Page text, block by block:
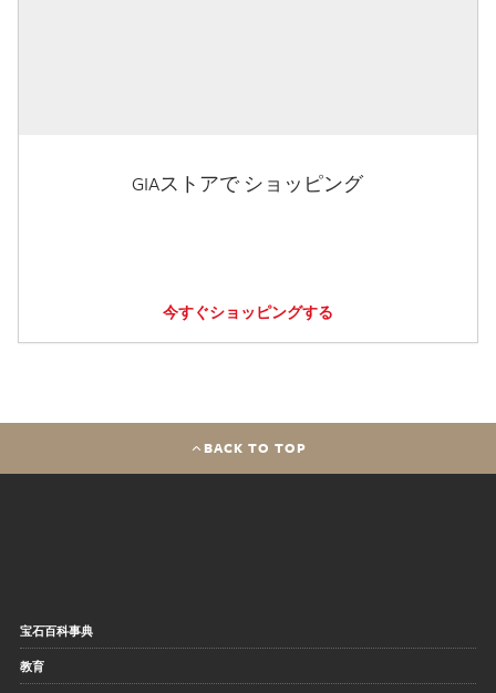
GIAストアで ショッピング
今すぐショッピングする
BACK TO TOP
宝石百科事典
教育